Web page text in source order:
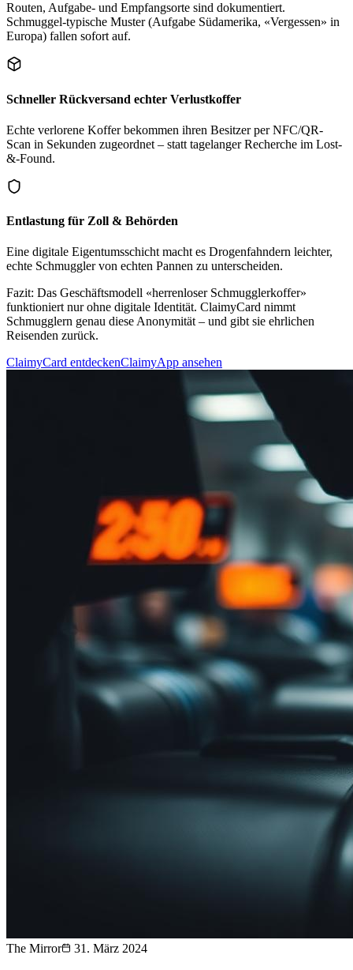
Routen, Aufgabe- und Empfangsorte sind dokumentiert.
Schmuggel-typische Muster (Aufgabe Südamerika, «Vergessen» in
Europa) fallen sofort auf.
Schneller Rückversand echter Verlustkoffer
Echte verlorene Koffer bekommen ihren Besitzer per NFC/QR-
Scan in Sekunden zugeordnet – statt tagelanger Recherche im Lost-
&-Found.
Entlastung für Zoll & Behörden
Eine digitale Eigentumsschicht macht es Drogenfahndern leichter,
echte Schmuggler von echten Pannen zu unterscheiden.
Fazit: Das Geschäftsmodell «herrenloser Schmugglerkoffer»
funktioniert nur ohne digitale Identität. ClaimyCard nimmt
Schmugglern genau diese Anonymität – und gibt sie ehrlichen
Reisenden zurück.
ClaimyCard entdeckenClaimyApp ansehen
The Mirror 31. März 2024